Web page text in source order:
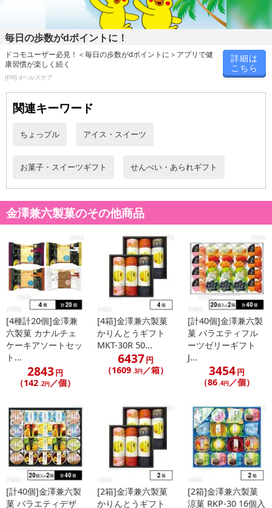
毎日の歩数がdポイントに！
ドコモユーザー必見！＜毎日の歩数がdポイントに＞アプリで健
康習慣が楽しく続く
[PR] dヘルスケア
詳細は
こちら
関連キーワード
ちょっプル アイス・スイーツ
お菓子・スイーツギフト せんべい・あられギフト
金澤兼六製菓のその他商品
[4種計20個]金澤兼
六製菓 カナルチェ
ケーキアソートセッ
ト...
2843円
（142.2円／個）
[4箱]金澤兼六製菓
かりんとうギフト
MKT-30R 50...
6437円
（1609.3円／箱）
[計40個]金澤兼六製
菓 バラエティフル
ーツゼリーギフト
J...
3454円
（86.4円／個）
[計40個]金澤兼六製
菓 バラエティデザ
[2箱]金澤兼六製菓
かりんとうギフト
[2箱]金澤兼六製菓
涼菓 RKP-30 16個入